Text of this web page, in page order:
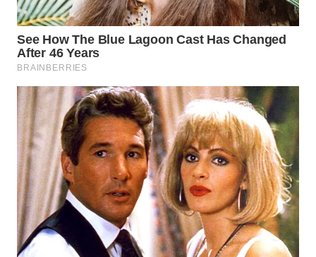
WN
TEBING
TINGGI
WN
PAKPAK
WN
KARAWANG
WN
BEKASI
WN
BOGOR